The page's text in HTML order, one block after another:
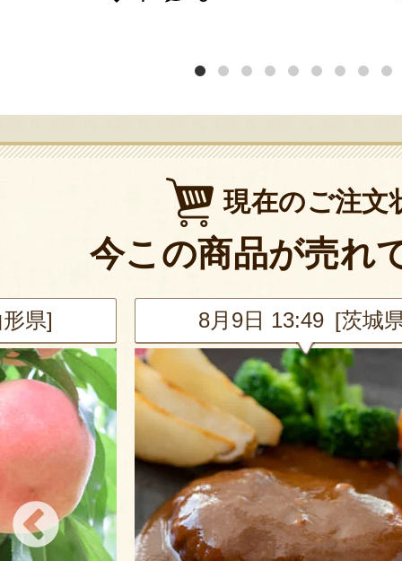
現在のご注文
今この商品が売れ
県] 8月9日 13:28 [茨城